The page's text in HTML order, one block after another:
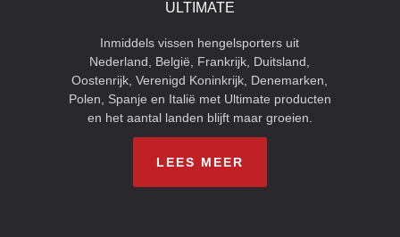
ULTIMATE
Inmiddels vissen hengelsporters uit
Nederland, België, Frankrijk, Duitsland,
Oostenrijk, Verenigd Koninkrijk, Denemarken,
Polen, Spanje en Italië met Ultimate producten
en het aantal landen blijft maar groeien.
LEES MEER